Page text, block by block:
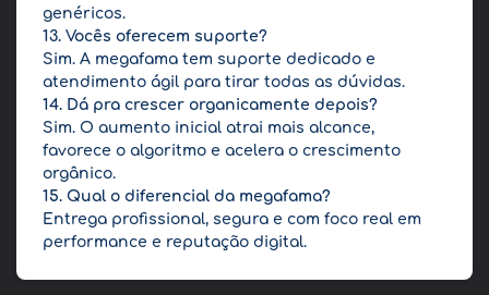
genéricos.
13. Vocês oferecem suporte?
Sim. A megafama tem suporte dedicado e
atendimento ágil para tirar todas as dúvidas.
14. Dá pra crescer organicamente depois?
Sim. O aumento inicial atrai mais alcance,
favorece o algoritmo e acelera o crescimento
orgânico.
15. Qual o diferencial da megafama?
Entrega profissional, segura e com foco real em
performance e reputação digital.